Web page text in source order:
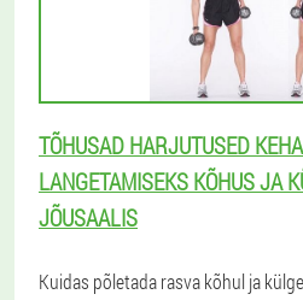
TÕHUSAD HARJUTUSED
LANGETAMISEKS KÕHUS JA
JÕUSAALIS
Kuidas põletada rasva kõhul ja